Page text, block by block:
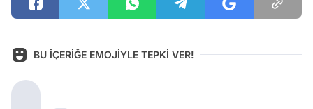
BU İÇERİĞE EMOJİYLE TEPKİ VER!